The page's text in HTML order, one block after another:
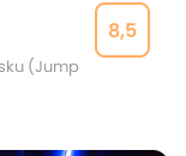
8,5
(Jump